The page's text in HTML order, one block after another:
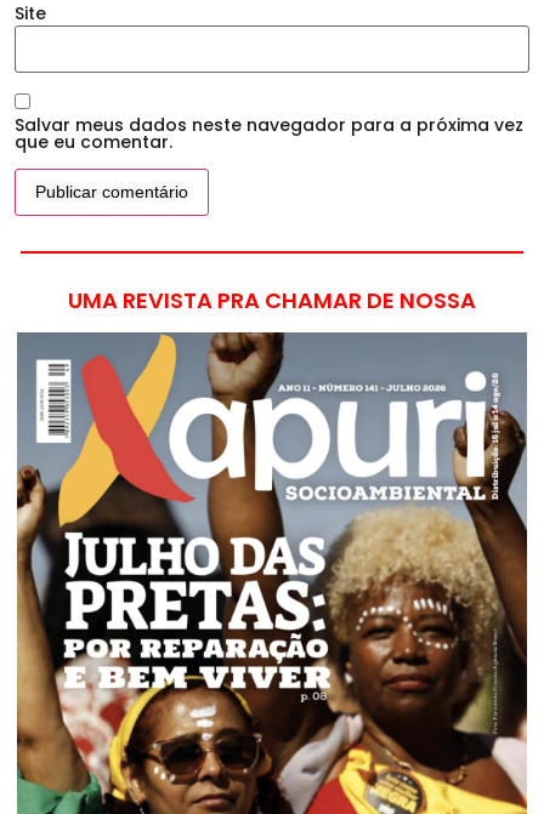
Site
Salvar meus dados neste navegador para a próxima vez
que eu comentar.
UMA REVISTA PRA CHAMAR DE NOSSA